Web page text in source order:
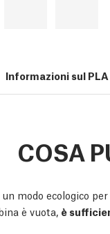
Informazioni sul PLA
COSA
modo ecologico
è vuota, è